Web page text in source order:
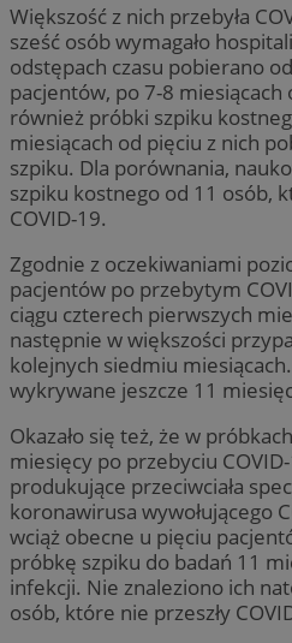
Większość z nich przebyła
sześć osób wymagało
odstępach czasu pobierano
pacjentów, po 7-8
również próbki szpiku
miesiącach od pięciu z nich
szpiku. Dla porównania,
szpiku kostnego od 11 osób,
COVID-19.
Zgodnie z oczekiwaniami
pacjentów po przebytym
ciągu czterech pierwszych
następnie w większości
kolejnych siedmiu miesiącach.
wykrywane jeszcze 11
Okazało się też, że w
miesięcy po przebyciu
produkujące przeciwciała
koronawirusa wywołującego
wciąż obecne u pięciu
próbkę szpiku do badań 11
infekcji. Nie znaleziono ich
osób, które nie przeszły